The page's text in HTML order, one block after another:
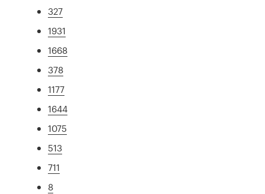
327
1931
1668
378
1177
1644
1075
513
711
8